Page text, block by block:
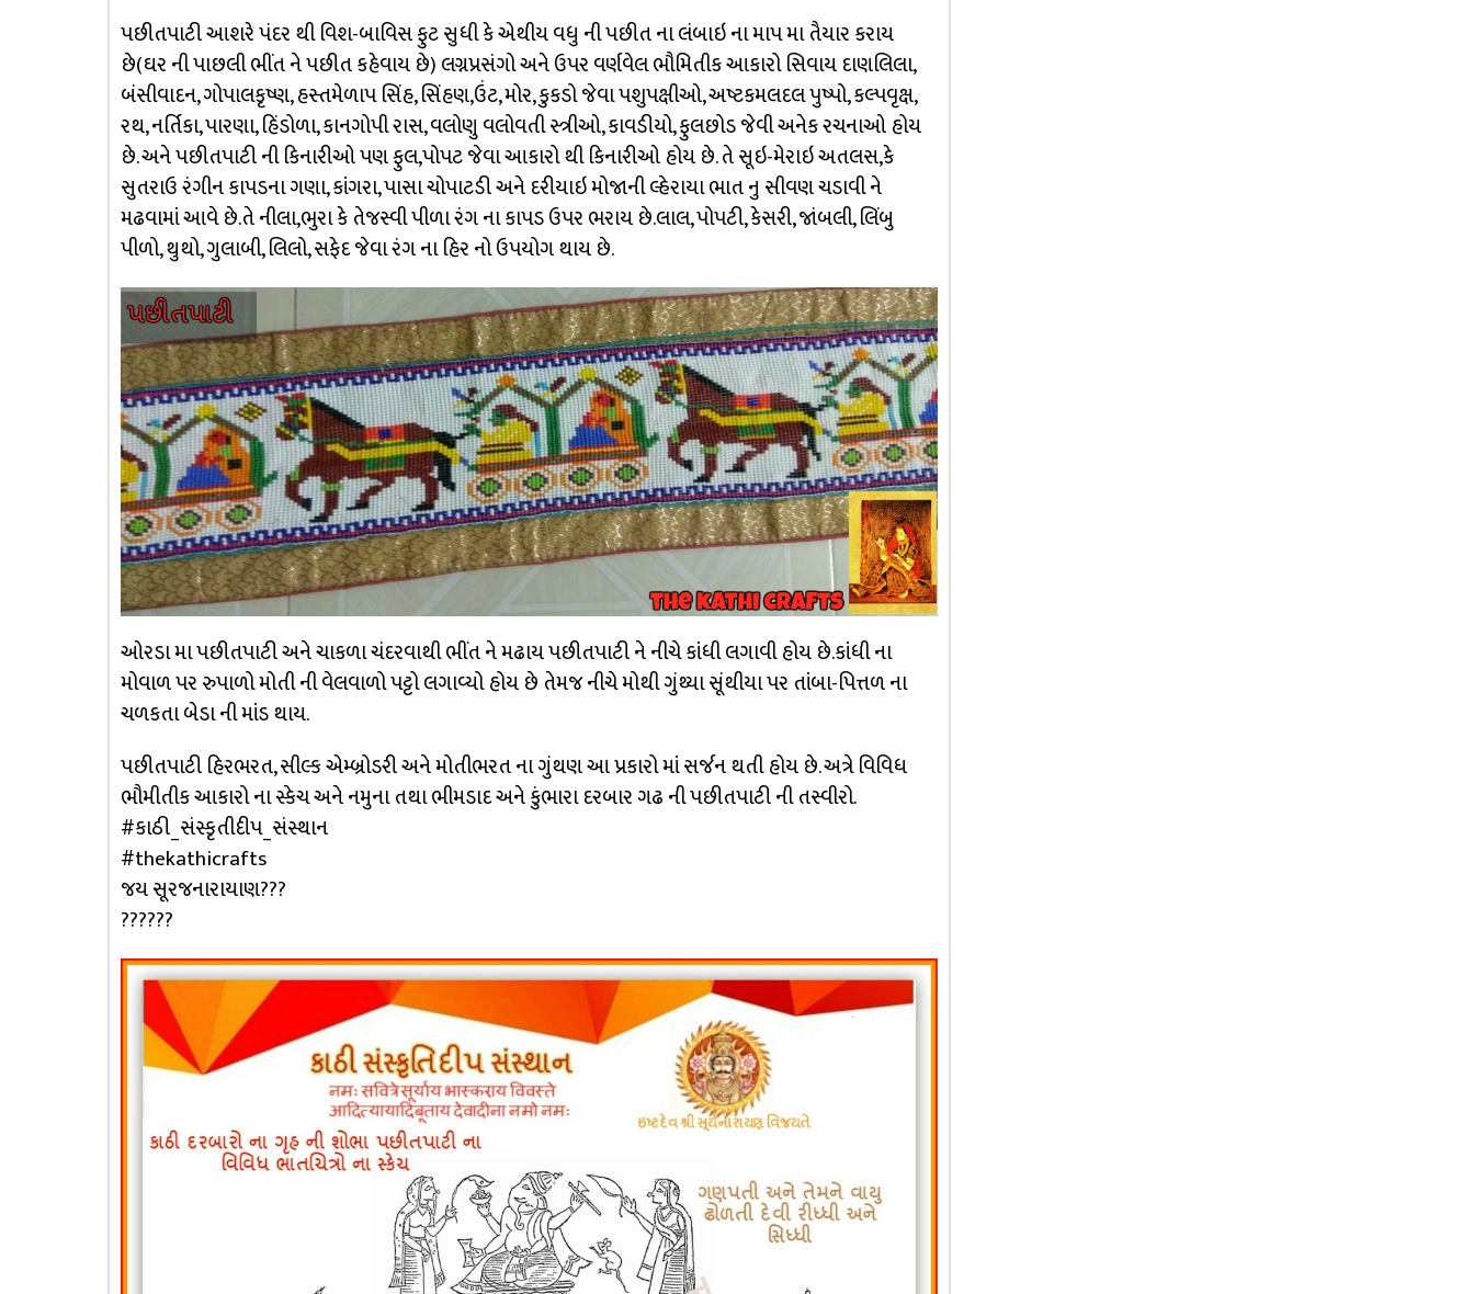
પછીતપાટી આશરે પંદર થી વિશ-બાવિસ ફુટ સુધી કે એથીય વધુ ની પછીત ના લંબાઇ ના માપ મા તૈયાર કરાય
છે(ઘર ની પાછલી ભીંત ને પછીત કહેવાય છે) લગ્નપ્રસંગો અને ઉપર વર્ણવેલ ભૌમિતીક આકારો સિવાય દાણલિલા,
બંસીવાદન, ગોપાલકૃષ્ણ, હસ્તમેળાપ સિંહ, સિંહણ,ઉંટ, મોર, કુકડો જેવા પશુપક્ષીઓ, અષ્ટકમલદલ પુષ્પો, કલ્પવૃક્ષ,
રથ, નર્તિકા, પારણા, હિંડોળા, કાનગોપી રાસ, વલોણુ વલોવતી સ્ત્રીઓ, કાવડીયો, ફુલછોડ જેવી અનેક રચનાઓ હોય
છે. અને પછીતપાટી ની કિનારીઓ પણ ફુલ,પોપટ જેવા આકારો થી કિનારીઓ હોય છે. તે સૂઇ-મેરાઇ અતલસ,કે
સુતરાઉ રંગીન કાપડના ગણા, કાંગરા, પાસા ચોપાટડી અને દરીયાઇ મોજાની લ્હેરાયા ભાત નુ સીવણ ચડાવી ને
મઢવામાં આવે છે.તે નીલા,ભુરા કે તેજસ્વી પીળા રંગ ના કાપડ ઉપર ભરાય છે.લાલ, પોપટી, કેસરી, જાંબલી, લિંબુ
પીળો, થુથો, ગુલાબી, લિલો, સફેદ જેવા રંગ ના હિર નો ઉપયોગ થાય છે.
ઓરડા મા પછીતપાટી અને ચાકળા ચંદરવાથી ભીંત ને મઢાય પછીતપાટી ને નીચે કાંધી લગાવી હોય છે.કાંધી ના
મોવાળ પર રુપાળો મોતી ની વેલવાળો પટ્ટો લગાવ્યો હોય છે તેમજ નીચે મોથી ગુંથ્યા સૂંથીયા પર તાંબા-પિત્તળ ના
ચળકતા બેડા ની માંડ થાય.
પછીતપાટી હિરભરત, સીલ્ક એમ્બ્રોડરી અને મોતીભરત ના ગુંથણ આ પ્રકારો માં સર્જન થતી હોય છે. અત્રે વિવિધ
ભૌમીતીક આકારો ના સ્કેચ અને નમુના તથા ભીમડાદ અને કુંભારા દરબાર ગઢ ની પછીતપાટી ની તસ્વીરો.
#કાઠી_સંસ્કૃતીદીપ_સંસ્થાન
#thekathicrafts
જય સૂરજનારાયાણ???
??????